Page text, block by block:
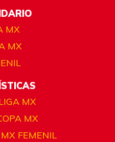
MX
MX
MX
MX
FEMENIL